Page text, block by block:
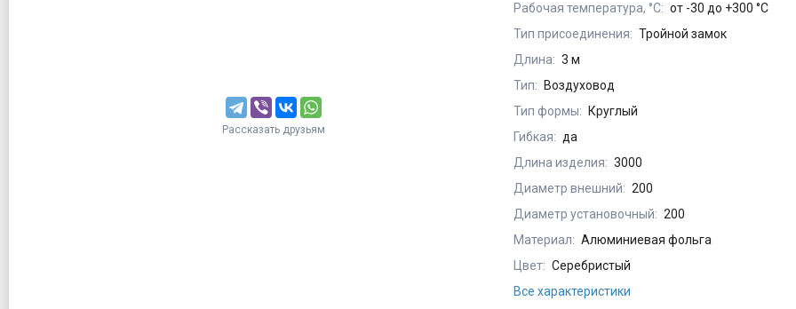
Рассказать друзьям
Рабочая температура, °С: от -30 до +300 °С
Тип присоединения: Тройной замок
Длина: 3 м
Тип:
Воздуховод
Тип формы:
Круглый
Гибкая: да
Длина изделия: 3000
Диаметр внешний: 200
Диаметр установочный: 200
Материал: Алюминиевая фольга
Цвет: Серебристый
Все характеристики